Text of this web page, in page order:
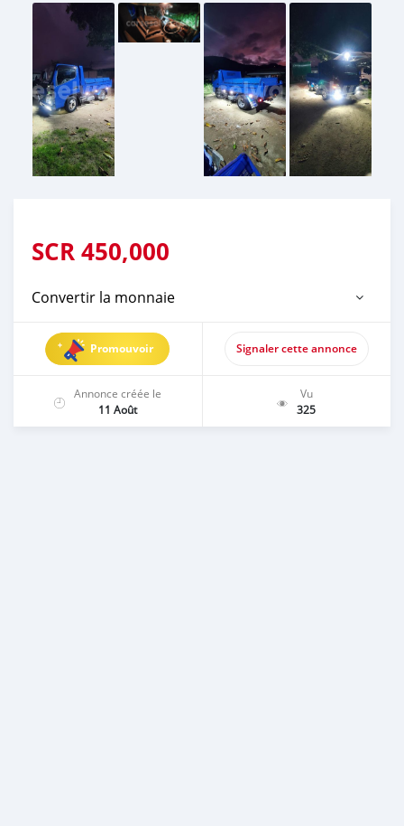
SCR450,000
Convertir la monnaie
Promouvoir Signaler cette annonce
Annonce créée le
11 Août
Vu
325